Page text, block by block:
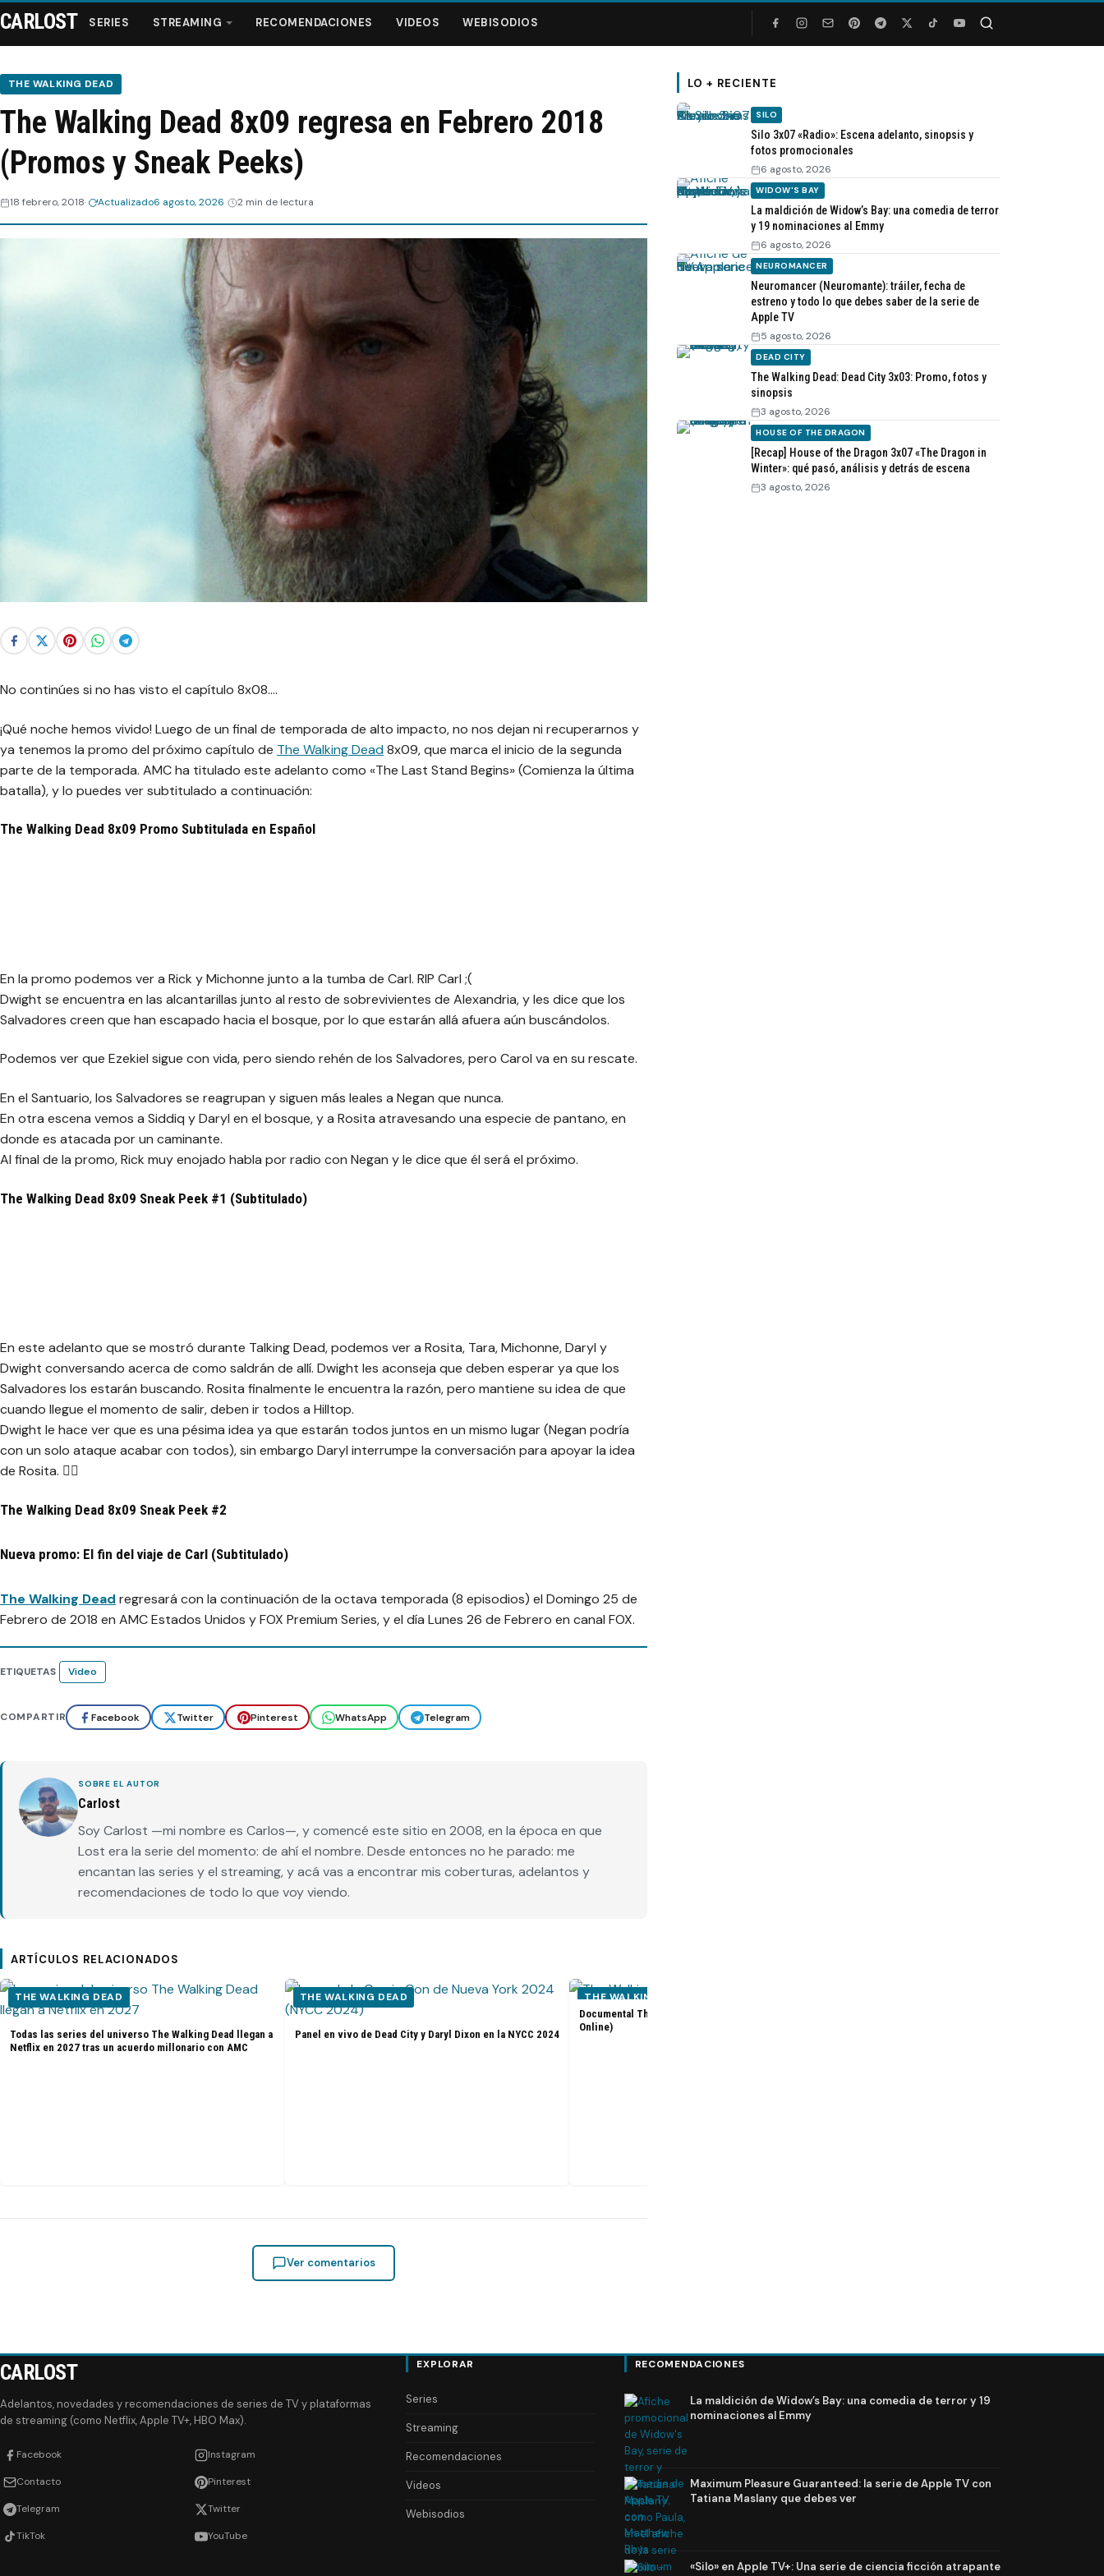
Series
Streaming
CARLOST SERIES STREAMING RECOMENDACIONES VIDEOS WEBISODIOS
THE WALKING DEAD
The Walking Dead 8x09 regresa en Febrero 2018
(Promos y Sneak Peeks)
18 febrero, 2018 Actualizado6 agosto, 2026 2 min de lectura
No continúes si no has visto el capítulo 8x08….
¡Qué noche hemos vivido! Luego de un final de temporada de alto impacto, no nos dejan ni recuperarnos y
ya tenemos la promo del próximo capítulo de The Walking Dead8x09, que marca el inicio de la segunda
parte de la temporada. AMC ha titulado este adelanto como «The Last Stand Begins» (Comienza la última
batalla), y lo puedes ver subtitulado a continuación:
The Walking Dead 8x09 Promo Subtitulada en Español
En la promo podemos ver a Rick y Michonne junto a la tumba de Carl. RIP Carl ;(
Dwight se encuentra en las alcantarillas junto al resto de sobrevivientes de Alexandria, y les dice que los
Salvadores creen que han escapado hacia el bosque, por lo que estarán allá afuera aún buscándolos.
Podemos ver que Ezekiel sigue con vida, pero siendo rehén de los Salvadores, pero Carol va en su rescate.
En el Santuario, los Salvadores se reagrupan y siguen más leales a Negan que nunca.
En otra escena vemos a Siddiq y Daryl en el bosque, y a Rosita atravesando una especie de pantano, en
donde es atacada por un caminante.
Al final de la promo, Rick muy enojado habla por radio con Negan y le dice que él será el próximo.
The Walking Dead 8x09 Sneak Peek #1 (Subtitulado)
En este adelanto que se mostró durante Talking Dead, podemos ver a Rosita, Tara, Michonne, Daryl y
Dwight conversando acerca de como saldrán de allí. Dwight les aconseja que deben esperar ya que los
Salvadores los estarán buscando. Rosita finalmente le encuentra la razón, pero mantiene su idea de que
cuando llegue el momento de salir, deben ir todos a Hilltop.
Dwight le hace ver que es una pésima idea ya que estarán todos juntos en un mismo lugar (Negan podría
con un solo ataque acabar con todos), sin embargo Daryl interrumpe la conversación para apoyar la idea
de Rosita. 🤦‍♂
The Walking Dead 8x09 Sneak Peek #2
Nueva promo: El fin del viaje de Carl (Subtitulado)
The Walking Dead regresará con la continuación de la octava temporada (8 episodios) el Domingo 25 de
Febrero de 2018 en AMC Estados Unidos y FOX Premium Series, y el día Lunes 26 de Febrero en canal FOX.
ETIQUETAS Video
COMPARTIR Facebook Twitter Pinterest WhatsApp Telegram
SOBRE EL AUTOR
Carlost
Soy Carlost —mi nombre es Carlos—, y comencé este sitio en 2008, en la época en que
Lost era la serie del momento: de ahí el nombre. Desde entonces no he parado: me
encantan las series y el streaming, y acá vas a encontrar mis coberturas, adelantos y
recomendaciones de todo lo que voy viendo.
ARTÍCULOS RELACIONADOS
THE WALKING DEAD
Todas las series del universo The Walking Dead llegan a
Netflix en 2027 tras un acuerdo millonario con AMC
THE WALKING DEAD
Panel en vivo de Dead City y Daryl Dixon en la NYCC 2024
THE WALKING DEAD
Documental The Walking Dead: The Return (Subtitulado
Online)
Ver comentarios
LO + RECIENTE
SILO
Silo 3x07 «Radio»: Escena adelanto, sinopsis y
fotos promocionales
6 agosto, 2026
WIDOW'S BAY
La maldición de Widow’s Bay: una comedia de terror
y 19 nominaciones al Emmy
6 agosto, 2026
NEUROMANCER
Neuromancer (Neuromante): tráiler, fecha de
estreno y todo lo que debes saber de la serie de
Apple TV
5 agosto, 2026
DEAD CITY
The Walking Dead: Dead City 3x03: Promo, fotos y
sinopsis
3 agosto, 2026
HOUSE OF THE DRAGON
[Recap] House of the Dragon 3x07 «The Dragon in
Winter»: qué pasó, análisis y detrás de escena
3 agosto, 2026
CARLOST
Adelantos, novedades y recomendaciones de series de TV y plataformas
de streaming (como Netflix, Apple TV+, HBO Max).
Facebook Instagram
Contacto Pinterest
Telegram Twitter
TikTok YouTube
EXPLORAR
Series
Streaming
Recomendaciones
Videos
Webisodios
RECOMENDACIONES
La maldición de Widow’s Bay: una comedia de terror y 19
nominaciones al Emmy
Maximum Pleasure Guaranteed: la serie de Apple TV con
Tatiana Maslany que debes ver
«Silo» en Apple TV+: Una serie de ciencia ficción atrapante